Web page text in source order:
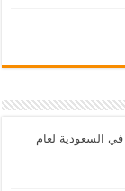
عمل في السعودية لعام